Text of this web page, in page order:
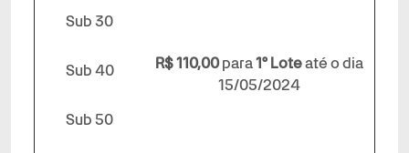
Sub 30
Sub 40
Sub 50
R$ 110,00para1º Loteaté o dia
15/05/2024